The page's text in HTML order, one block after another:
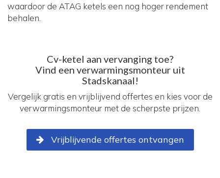
waardoor de ATAG ketels een nog hoger rendement
behalen.
Cv-ketel aan vervanging toe?
Vind een verwarmingsmonteur uit
Stadskanaal!
Vergelijk gratis en vrijblijvend offertes en kies voor de
verwarmingsmonteur met de scherpste prijzen.
Vrijblijvende offertes ontvangen